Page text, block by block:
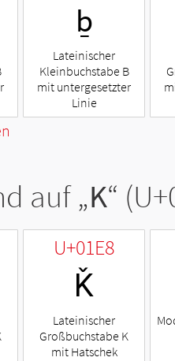
ḇ
Lateinischer
Kleinbuchstabe B
mit untergesetzter
Linie
auf „K“
U+01E8
Ǩ
Lateinischer
Großbuchstabe K
mit Hatschek